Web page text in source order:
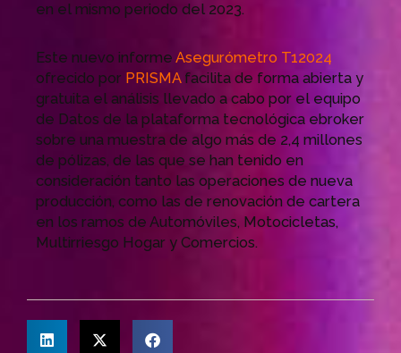
en el mismo periodo del 2023.
Este nuevo informe Asegurómetro T12024
ofrecido por PRISMAfacilita de forma abierta y
gratuita el análisis llevado a cabo por el equipo
de Datos de la plataforma tecnológica ebroker
sobre una muestra de algo más de 2,4 millones
de pólizas, de las que se han tenido en
consideración tanto las operaciones de nueva
producción, como las de renovación de cartera
en los ramos de Automóviles, Motocicletas,
Multirriesgo Hogar y Comercios.